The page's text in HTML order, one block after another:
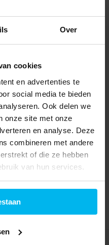
Over
cookies
en advertenties te
social media te bieden
Ook delen we
onze site met onze
en analyse. Deze
combineren met andere
of die ze hebben
van hun services.
De Care Kit bestaat uit 3 CLARIS
Smart+-filterpatronen, 6
reinigingstabletten, 1
melksysteemreiniger (mini
tabs) en 2 melkslangen.
Direct beschikbaar
69,99